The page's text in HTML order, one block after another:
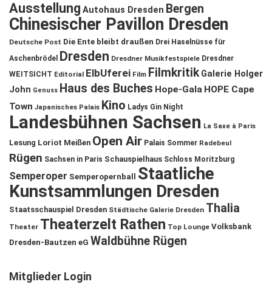
Ausstellung Autohaus Dresden Bergen
Chinesischer Pavillon Dresden
Deutsche Post Die Ente bleibt draußen Drei Haselnüsse für
Aschenbrödel
Dresden Dresdner Musikfestspiele Dresdner
WEITSICHT Editorial ElbUferei Film Filmkritik Galerie Holger
John Genuss Haus des Buches Hope-Gala HOPE Cape
Town Japanisches Palais Kino Ladys Gin Night
Landesbühnen Sachsen La Saxe à Paris
Lesung Loriot Meißen Open Air Palais Sommer Radebeul
Rügen Sachsen in Paris Schauspielhaus Schloss Moritzburg
Semperoper Semperopernball
Staatliche
Kunstsammlungen Dresden
Staatsschauspiel Dresden Städtische Galerie Dresden Thalia
Theater Theaterzelt Rathen Top Lounge Volksbank
Dresden-Bautzen eG Waldbühne Rügen
Mitglieder Login